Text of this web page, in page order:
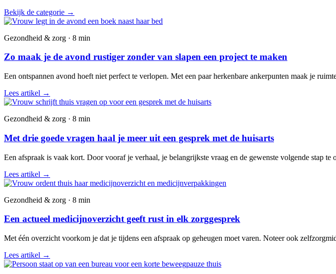
Bekijk de categorie →
Gezondheid & zorg · 8 min
Zo maak je de avond rustiger zonder van slapen een project te maken
Een ontspannen avond hoeft niet perfect te verlopen. Met een paar herkenbare ankerpunten maak je
Lees artikel →
Gezondheid & zorg · 8 min
Met drie goede vragen haal je meer uit een gesprek met de huisarts
Een afspraak is vaak kort. Door vooraf je verhaal, je belangrijkste vraag en de gewenste volgende stap te
Lees artikel →
Gezondheid & zorg · 8 min
Een actueel medicijnoverzicht geeft rust in elk zorggesprek
Met één overzicht voorkom je dat je tijdens een afspraak op geheugen moet varen. Noteer ook
Lees artikel →